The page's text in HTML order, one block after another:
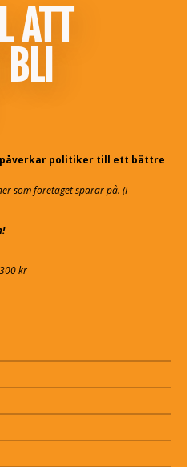
ATT
påverkar politiker till ett bättre
som företaget sparar på. (I
kr